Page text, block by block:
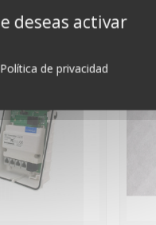
deseas activar
Política de privacidad